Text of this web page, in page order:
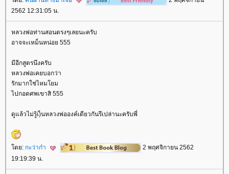
2562 12:31:05 น.
หลวงพ่อท่านสอนตรงๆเลยนะครับ
อาจจะเหม็นหน่อย 555
มีอีกสูตรนึงครับ
หลวงพ่อเคยบอกว่า
รักมากใช่ไหมโยม
ไปกอดศพเขาสิ 555
ดูแล้วไม่รู้เ)็นหลวงพ่อองค์เดียวกันรึเปล่านะครับพี่
ดย: กะว่าก๋า
2 พฤศจิกายน 2562
19:19:39 น.